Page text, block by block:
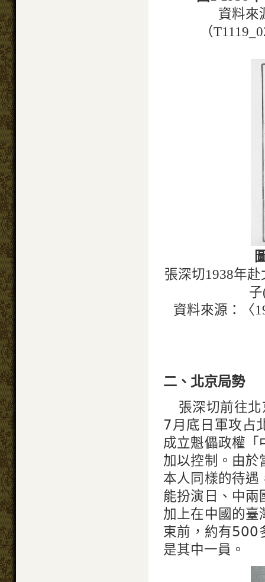
資料來
（
張深切1938年
資料來源：〈
二、北京局勢
張深切前往
7月底日軍攻占
成立魁儡政權
加以控制。由於
本人同樣的待遇
能扮演日、中兩
加上在中國的臺
束前，約有500
是其中一員。